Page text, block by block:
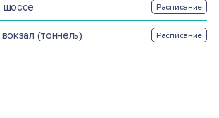
шоссе Расписание
(тоннель) Расписание